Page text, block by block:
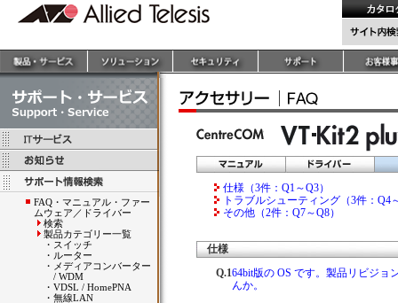
FAQ・マニュアル・ファー
ムウェア／ドライバー
検索
製品カテゴリー一覧
・ スイッチ
・ ルーター
・ メディアコンバーター
/ WDM
・ VDSL / HomePNA
・ 無線LAN
仕様（3件：Q1～Q3）
トラブルシューティング（3件：Q4
その他（2件：Q7～Q8）
仕様
Q.164bit版の OS です。製品リビジョ
んか。